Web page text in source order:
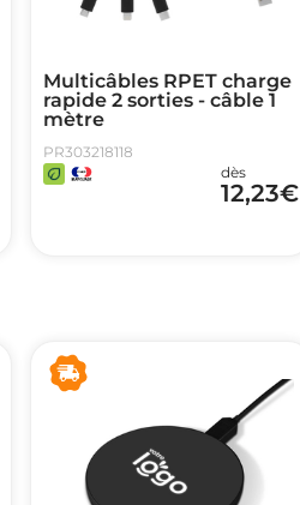
Multicâbles RPET charge
rapide 2 sorties - câble 1
mètre
PR303218118
dès
12,23€